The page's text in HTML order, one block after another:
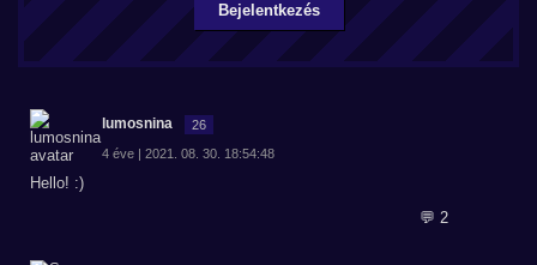
Bejelentkezés
lumosnina 26
4 éve | 2021. 08. 30. 18:54:48
Hello! :)
💬 2